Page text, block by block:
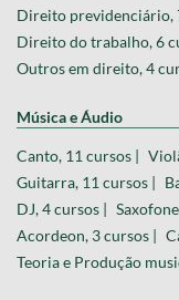
Direito previdenciário,
Direito do trabalho, 6
Outros em direito, 4
Música e Áudio
Canto, 11 cursos |
Guitarra, 11 cursos |
DJ, 4 cursos |
Acordeon, 3 cursos |
Teoria e Produção